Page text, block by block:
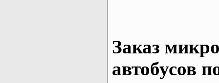
Заказ
автобусов